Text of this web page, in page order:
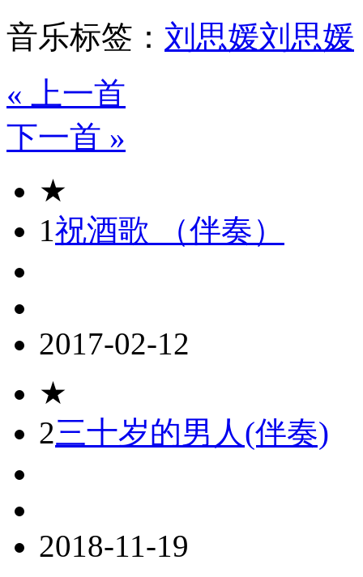
音乐标签： 刘思媛刘思媛
« 上一首
下一首 »
★
1祝酒歌 （伴奏）
2017-02-12
★
2三十岁的男人(伴奏)
2018-11-19